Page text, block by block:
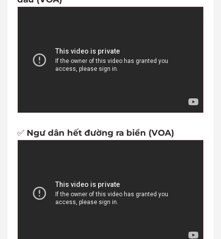
✅ Ngư dân hết đường ra biển (VOA)